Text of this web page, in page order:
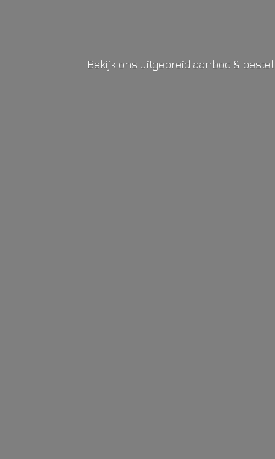
Bekijk ons uitgebreid aanbod & bestel